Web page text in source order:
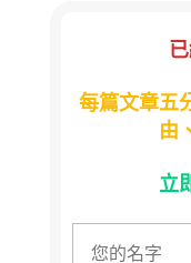
每篇文章五
由
立